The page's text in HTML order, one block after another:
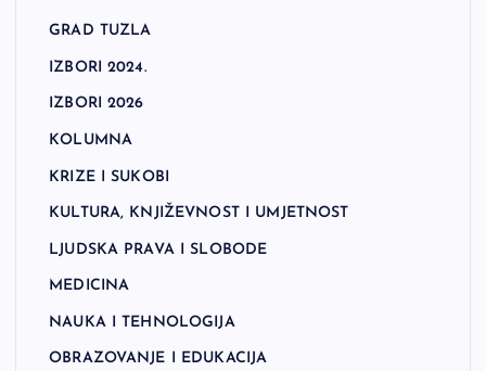
GRAD TUZLA
IZBORI 2024.
IZBORI 2026
KOLUMNA
KRIZE I SUKOBI
KULTURA, KNJIŽEVNOST I UMJETNOST
LJUDSKA PRAVA I SLOBODE
MEDICINA
NAUKA I TEHNOLOGIJA
OBRAZOVANJE I EDUKACIJA